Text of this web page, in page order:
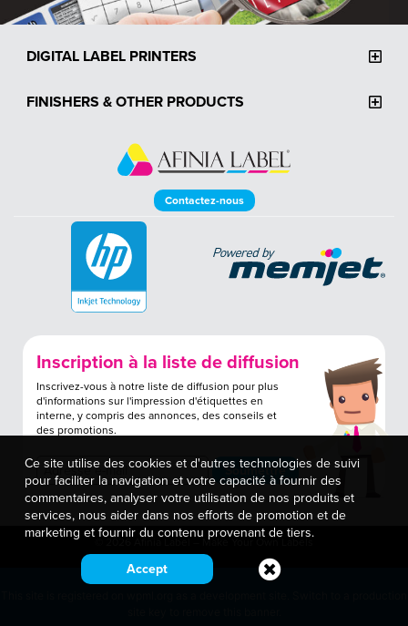
Ce site utilise des cookies et d'autres technologies de suivi
pour faciliter la navigation et votre capacité à fournir des
commentaires, analyser votre utilisation de nos produits et
services, nous aider dans nos efforts de promotion et de
marketing et fournir du contenu provenant de tiers.
Accept
DIGITAL LABEL PRINTERS
FINISHERS & OTHER PRODUCTS
Contactez-nous
Inscription à la liste de diffusion
Inscrivez-vous à notre liste de diffusion pour plus
d'informations sur l'impression d'étiquettes en
interne, y compris des annonces, des conseils et
des promotions.
© 2026 Afinia Label – Make Your Own Labels